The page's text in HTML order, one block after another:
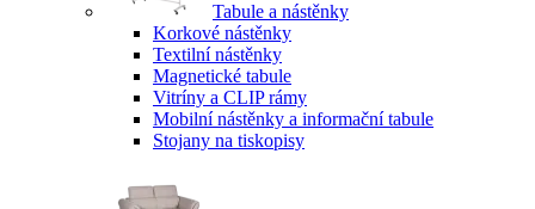
Tabule a nástěnky
Korkové nástěnky
Textilní nástěnky
Magnetické tabule
Vitríny a CLIP rámy
Mobilní nástěnky a informační tabule
Stojany na tiskopisy